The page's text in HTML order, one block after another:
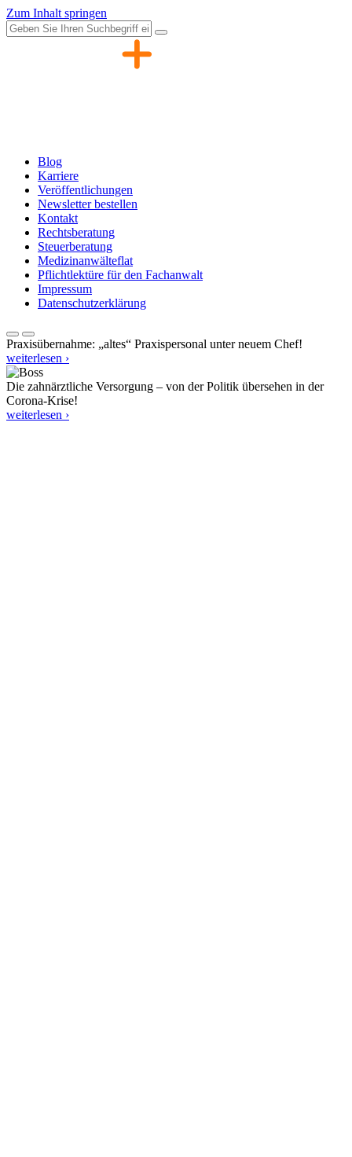
Zum Inhalt springen
Blog
Karriere
Veröffentlichungen
Newsletter bestellen
Kontakt
Rechtsberatung
Steuerberatung
Medizinanwälteflat
Pflichtlektüre für den Fachanwalt
Impressum
Datenschutzerklärung
Praxisübernahme: „altes“ Praxispersonal unter neuem Chef!
weiterlesen ›
Die zahnärztliche Versorgung – von der Politik übersehen in der
Corona-Krise!
weiterlesen ›